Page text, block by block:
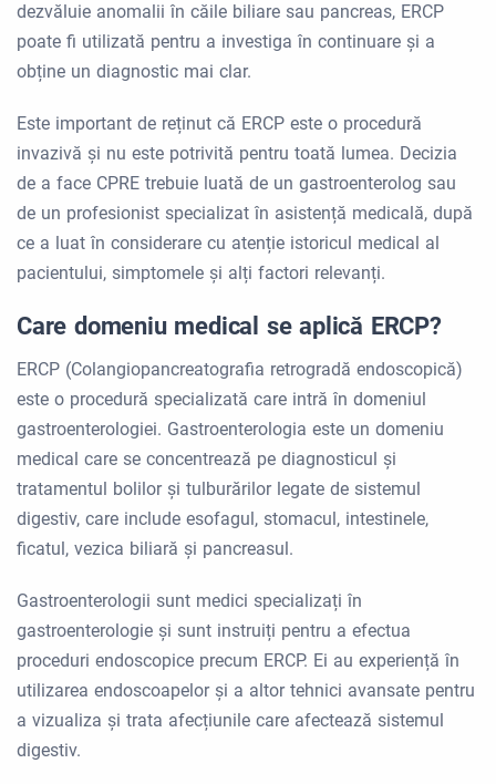
dezvăluie anomalii în căile biliare sau pancreas, ERCP
poate fi utilizată pentru a investiga în continuare și a
obține un diagnostic mai clar.
Este important de reținut că ERCP este o procedură
invazivă și nu este potrivită pentru toată lumea. Decizia
de a face CPRE trebuie luată de un gastroenterolog sau
de un profesionist specializat în asistență medicală, după
ce a luat în considerare cu atenție istoricul medical al
pacientului, simptomele și alți factori relevanți.
Care domeniu medical se aplică ERCP?
ERCP (Colangiopancreatografia retrogradă endoscopică)
este o procedură specializată care intră în domeniul
gastroenterologiei. Gastroenterologia este un domeniu
medical care se concentrează pe diagnosticul și
tratamentul bolilor și tulburărilor legate de sistemul
digestiv, care include esofagul, stomacul, intestinele,
ficatul, vezica biliară și pancreasul.
Gastroenterologii sunt medici specializați în
gastroenterologie și sunt instruiți pentru a efectua
proceduri endoscopice precum ERCP. Ei au experiență în
utilizarea endoscoapelor și a altor tehnici avansate pentru
a vizualiza și trata afecțiunile care afectează sistemul
digestiv.